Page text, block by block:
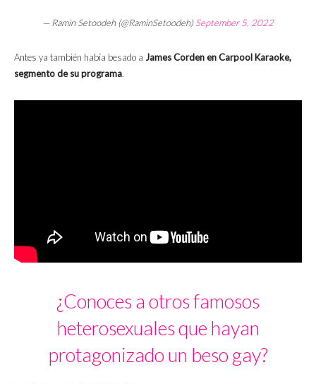
— Ramin Setoodeh (@RaminSetoodeh)September 5, 2022
Antes ya también había besado a James Corden en Carpool Karaoke,
segmento de su programa.
¿Conoces a otros famosos
heterosexuales que hayan
protagonizado un beso gay?